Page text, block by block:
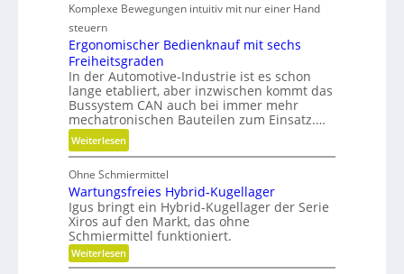
c
n
i
k
b
ä
l
l
e
v
r
m
e
i
d
e
n
e
i
r
b
e
l
t
u
n
d
n
i
c
h
t
Komplexe Bewegungen intuitiv mit nur einer Hand
steuern
Ergonomischer Bedienknauf mit sechs
Freiheitsgraden
In der Automotive-Industrie ist es schon
lange etabliert, aber inzwischen kommt das
Bussystem CAN auch bei immer mehr
mechatronischen Bauteilen zum Einsatz.…
Weiterlesen:
E
r
g
o
n
o
m
Ohne Schmiermittel
Wartungsfreies Hybrid-Kugellager
Igus bringt ein Hybrid-Kugellager der Serie
Xiros auf den Markt, das ohne
Schmiermittel funktioniert.
Weiterlesen:
W